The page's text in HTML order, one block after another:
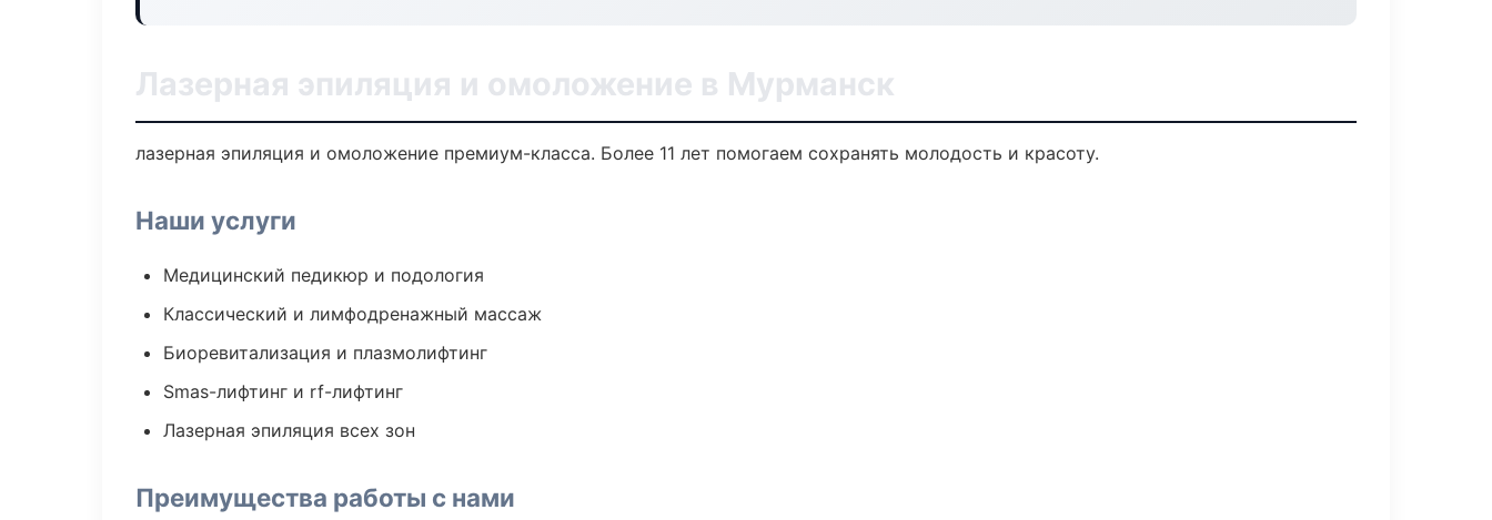
Лазерная эпиляция и омоложение в Мурманск
лазерная эпиляция и омоложение премиум-класса. Более 11 лет помогаем сохранять молодость и красоту.
Наши услуги
Медицинский педикюр и подология
Классический и лимфодренажный массаж
Биоревитализация и плазмолифтинг
Smas-лифтинг и rf-лифтинг
Лазерная эпиляция всех зон
Преимущества работы с нами